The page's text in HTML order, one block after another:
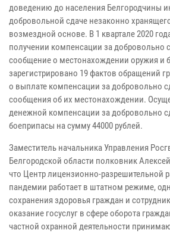
доведению до населения Белгородчины
добровольной сдаче незаконно
возмездной основе. В 1 квартале 2020
получении компенсации за добровольно
сообщение о местонахождении оружия и
зарегистрировано 19 фактов обращений
о выплате компенсации за добровольно
сообщения об их местонахождении.
денежной компенсации за добровольно
боеприпасы на сумму 44000 рублей.
Заместитель начальника Управления
Белгородской области полковник
что Центр лицензионно-разрешительной
пандемии работает в штатном режиме,
сохранения здоровья граждан и
оказание госуслуг в сфере оборота
частной охранной деятельности